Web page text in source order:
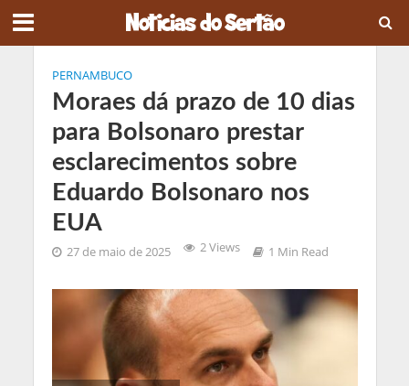
PERNAMBUCO
Moraes dá prazo de 10 dias
para Bolsonaro prestar
esclarecimentos sobre
Eduardo Bolsonaro nos
EUA
27 de maio de 2025 2 Views 1 Min Read